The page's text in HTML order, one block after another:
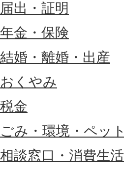
届出・証明
年金・保険
結婚・離婚・出産
おくやみ
税金
ごみ・環境・ペット
相談窓口・消費生活